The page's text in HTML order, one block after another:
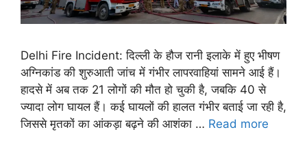
Delhi Fire Incident: दिल्ली के हौज रानी इलाके में हुए भीषण
अग्निकांड की शुरुआती जांच में गंभीर लापरवाहियां सामने आई हैं।
हादसे में अब तक 21 लोगों की मौत हो चुकी है, जबकि 40 से
ज्यादा लोग घायल हैं। कई घायलों की हालत गंभीर बताई जा रही है,
जिससे मृतकों का आंकड़ा बढ़ने की आशंका … Read more